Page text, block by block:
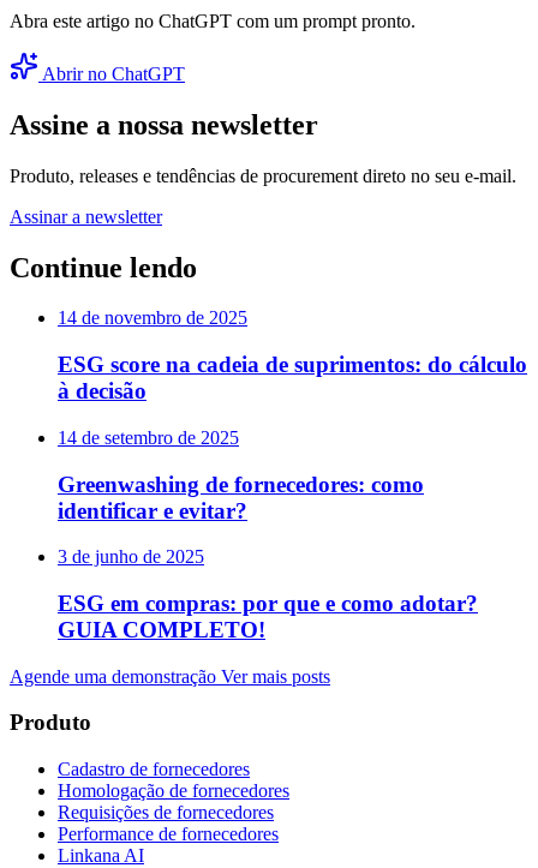
Abra este artigo no ChatGPT com um prompt pronto.
Abrir no ChatGPT
Assine a nossa newsletter
Produto, releases e tendências de procurement direto no seu e-mail.
Assinar a newsletter
Continue lendo
14 de novembro de 2025
ESG score na cadeia de suprimentos: do cálculo
à decisão
14 de setembro de 2025
Greenwashing de fornecedores: como
identificar e evitar?
3 de junho de 2025
ESG em compras: por que e como adotar?
GUIA COMPLETO!
Agende uma demonstração Ver mais posts
Produto
Cadastro de fornecedores
Homologação de fornecedores
Requisições de fornecedores
Performance de fornecedores
Linkana AI